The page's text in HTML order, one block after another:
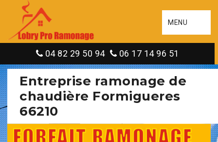
MENU
04 82 29 50 94 06 17 14 96 51
Entreprise ramonage de
chaudière Formigueres
66210